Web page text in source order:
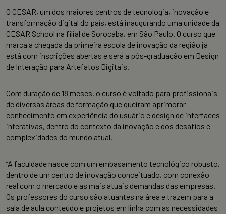
O CESAR, um dos maiores centros de tecnologia, inovação e
transformação digital do país, está inaugurando uma unidade da
CESAR School na filial de Sorocaba, em São Paulo. O curso que
marca a chegada da primeira escola de inovação da região já
está com inscrições abertas e será a pós-graduação em Design
de Interação para Artefatos Digitais.
Com duração de 18 meses, o curso é voltado para profissionais
de diversas áreas de formação que queiram aprimorar
conhecimento em experiência do usuário e design de interfaces
interativas, dentro do contexto da inovação e dos desafios e
complexidades do mundo atual.
“A faculdade nasce com um embasamento tecnológico robusto,
dentro de um centro de inovação conceituado, com conexão
real com o mercado e as mais atuais demandas das empresas.
Os professores do curso são atuantes na área e trazem para a
sala de aula conteúdo e projetos em linha com as necessidades